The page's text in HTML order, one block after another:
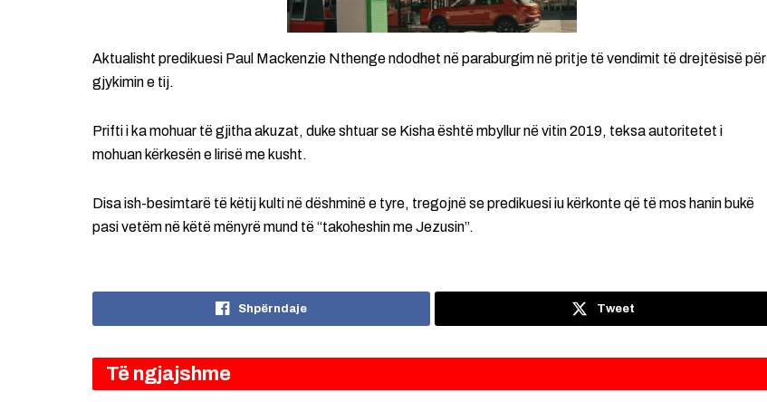
Aktualisht predikuesi Paul Mackenzie Nthenge ndodhet në paraburgim në pritje të vendimit të drejtësisë për
gjykimin e tij.
Prifti i ka mohuar të gjitha akuzat, duke shtuar se Kisha është mbyllur në vitin 2019, teksa autoritetet i
mohuan kërkesën e lirisë me kusht.
Disa ish-besimtarë të këtij kulti në dëshminë e tyre, tregojnë se predikuesi iu kërkonte që të mos hanin bukë
pasi vetëm në këtë mënyrë mund të “takoheshin me Jezusin”.
Shpërndaje Tweet
Të ngjajshme